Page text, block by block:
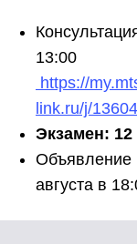
13:00
https://
link.ru/j/
Экзамен: 12
Объявление
августа в